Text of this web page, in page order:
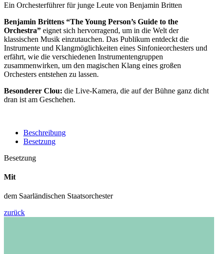
Ein Orchesterführer für junge Leute von Benjamin Britten
Benjamin Brittens “The Young Person’s Guide to the
Orchestra” eignet sich hervorragend, um in die Welt der
klassischen Musik einzutauchen. Das Publikum entdeckt die
Instrumente und Klangmöglichkeiten eines Sinfonieorchesters und
erfährt, wie die verschiedenen Instrumentengruppen
zusammenwirken, um den magischen Klang eines großen
Orchesters entstehen zu lassen.
Besonderer Clou: die Live-Kamera, die auf der Bühne ganz dicht
dran ist am Geschehen.
Beschreibung
Besetzung
Besetzung
Mit
dem Saarländischen Staatsorchester
zurück